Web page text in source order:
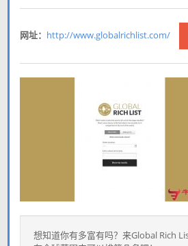
网址： http://www.globalrichlist.com/
想知道你有多富有吗？来Global Rich